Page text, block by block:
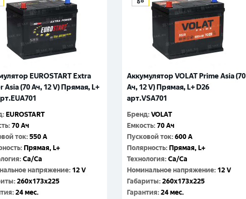
EUROSTART Extra
Asia (70 Ач, 12 V) Прямая, L+
: EUROSTART
:70 Ач
ток:550 A
: Прямая, L+
:Ca/Ca
напряжение: 12 V
:260x173x225
:24 мес.
Аккумулятор VOLAT Prime Asia (70
Ач, 12 V) Прямая, L+ D26
арт.VSA701
Бренд:VOLAT
Емкость:70 Ач
Пусковой ток:600 A
Полярность: Прямая, L+
Технология:Ca/Ca
Номинальное напряжение: 12 V
Габариты:260x173x225
Гарантия:24 мес.